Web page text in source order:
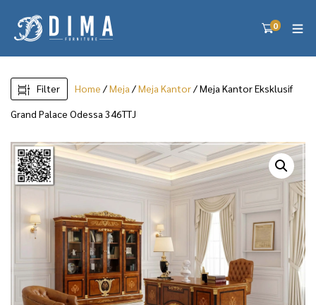
0
Filter Home /Meja /Meja Kantor/ Meja Kantor Eksklusif
Grand Palace Odessa 346TTJ